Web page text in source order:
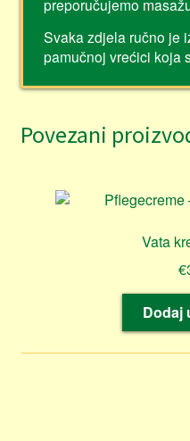
preporučujemo
Svaka zdjela ručno je
pamučnoj vrećici koja
Povezani
Vata
€
Dodaj